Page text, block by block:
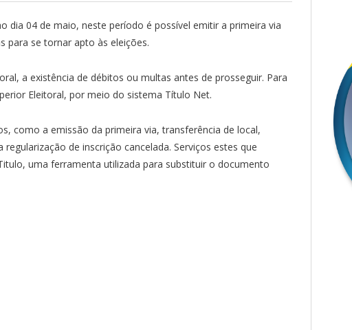
dia 04 de maio, neste período é possível emitir a primeira via
para se tornar apto às eleições.
a existência de débitos ou multas antes de prosseguir. Para
Eleitoral, por meio do sistema Título Net.
como a emissão da primeira via, transferência de local,
de inscrição cancelada. Serviços estes que
uma ferramenta utilizada para substituir o documento